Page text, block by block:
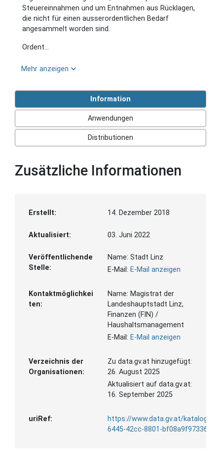
Steuereinnahmen und um Entnahmen aus Rücklagen,
die nicht für einen ausserordentlichen Bedarf
angesammelt worden sind.
Ordent...
Mehr anzeigen keyboard_arrow_down
Information
Anwendungen
Distributionen
Zusätzliche Informationen
Erstellt: 14. Dezember 2018
Aktualisiert: 03. Juni 2022
Veröffentlichende
Stelle:
Name: Stadt Linz
E-Mail: E-Mail anzeigen
Kontaktmöglichkei
ten:
Name: Magistrat der
Landeshauptstadt Linz,
Finanzen (FIN) /
Haushaltsmanagement
E-Mail: E-Mail anzeigen
Verzeichnis der
Organisationen:
Zu data.gv.at hinzugefügt:
26. August 2025
Aktualisiert auf data.gv.at:
16. September 2025
uriRef:
https://www.data.gv.at/katalog/
6445-42cc-8801-bf08a9f97336